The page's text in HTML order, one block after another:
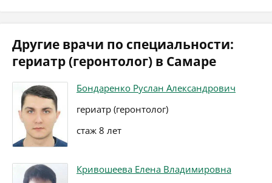
Другие врачи по специальности:
гериатр (геронтолог) в Самаре
Бондаренко Руслан Александрович
гериатр (геронтолог)
стаж 8 лет
Кривошеева Елена Владимировна